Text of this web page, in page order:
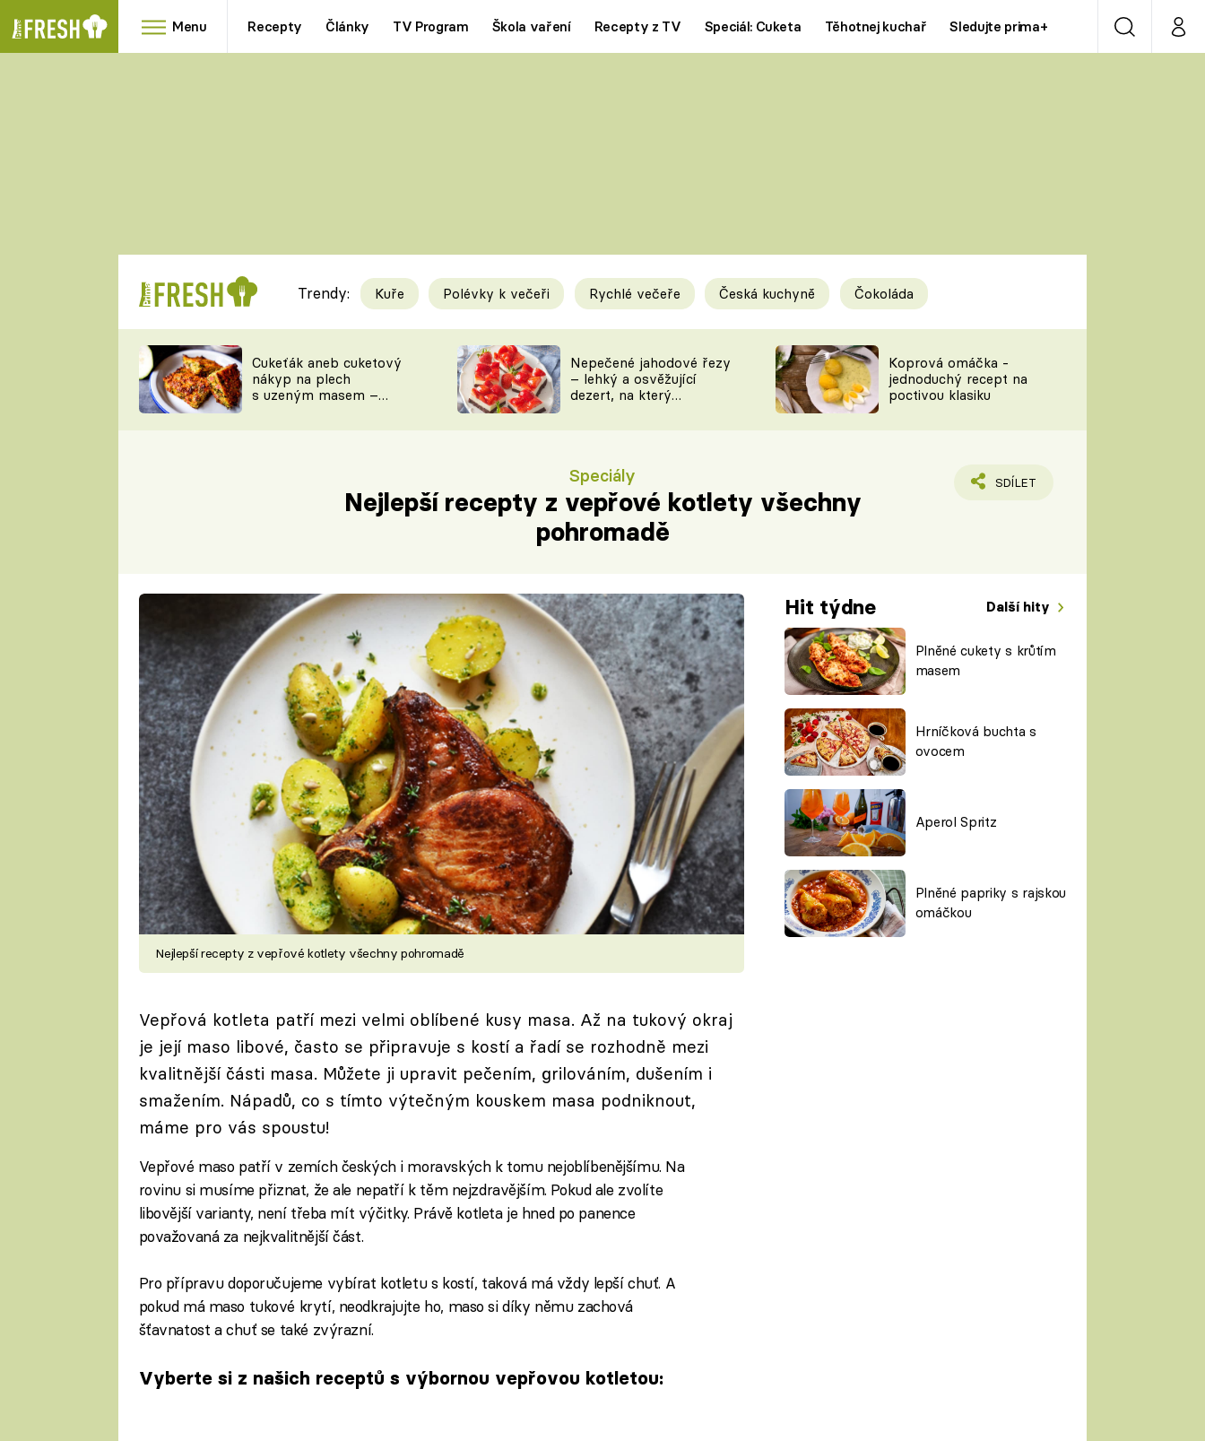
Menu Recepty Články TV Program Škola vaření Recepty z TV Speciál: Cuketa Těhotnej kuchař Sledujte prima+ VyhledáváníMůj
RYCHLOVKY
Videorecepty
TEĎ VAŘÍ ŠÉF!
Tipy a triky
KAM ZA JÍDLEM
Novinky
ŠÉFREDAKTORKY
Prima LAJK
Sledujte nás
Trendy: Kuře Polévky k večeři Rychlé večeře Česká kuchyně Čokoláda
Cukeťák aneb cuketový
nákyp na plech
s uzeným masem –
Nepečené jahodové řezy
– lehký a osvěžující
dezert, na který
Koprová omáčka -
jednoduchý recept na
poctivou klasiku
Speciály
Nejlepší recepty z vepřové kotlety všechny
pohromadě
SDÍLET
Nejlepší recepty z vepřové kotlety všechny pohromadě
Vepřová kotleta patří mezi velmi oblíbené kusy masa. Až na tukový okraj
je její maso libové, často se připravuje s kostí a řadí se rozhodně mezi
kvalitnější části masa. Můžete ji upravit pečením, grilováním, dušením i
smažením. Nápadů, co s tímto výtečným kouskem masa podniknout,
máme pro vás spoustu!
Vepřové maso patří v zemích českých i moravských k tomu nejoblíbenějšímu. Na
rovinu si musíme přiznat, že ale nepatří k těm nejzdravějším. Pokud ale zvolíte
libovější varianty, není třeba mít výčitky. Právě kotleta je hned po panence
považovaná za nejkvalitnější část.
Pro přípravu doporučujeme vybírat kotletu s kostí, taková má vždy lepší chuť. A
pokud má maso tukové krytí, neodkrajujte ho, maso si díky němu zachová
šťavnatost a chuť se také zvýrazní.
Vyberte si z našich receptů s výbornou vepřovou kotletou:
Hit týdne Další hity
Plněné cukety s krůtím
masem
Hrníčková buchta s
ovocem
Aperol Spritz
Plněné papriky s rajskou
omáčkou